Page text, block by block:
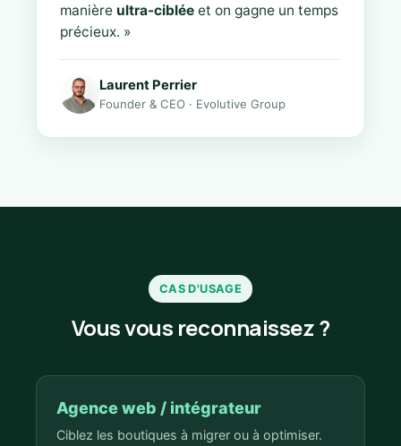
manière ultra-ciblée et on gagne un temps
précieux. »
Laurent Perrier
Founder & CEO · Evolutive Group
CAS D'USAGE
Vous vous reconnaissez ?
Agence web / intégrateur
Ciblez les boutiques à migrer ou à optimiser.